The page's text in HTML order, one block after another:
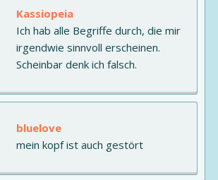
Kassiopeia
Ich hab alle Begriffe durch, die mir
irgendwie sinnvoll erscheinen.
Scheinbar denk ich falsch.
bluelove
mein kopf ist auch gestört